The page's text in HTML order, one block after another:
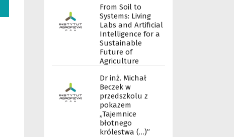
From Soil to
Systems: Living
Labs and Artificial
Intelligence for a
Sustainable
Future of
Agriculture
Dr inż. Michał
Beczek w
przedszkolu z
pokazem
„Tajemnice
błotnego
królestwa (…)”